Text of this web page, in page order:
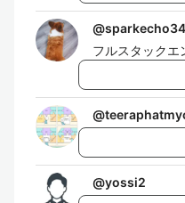
@
フルスタックエ
@
@yossi2